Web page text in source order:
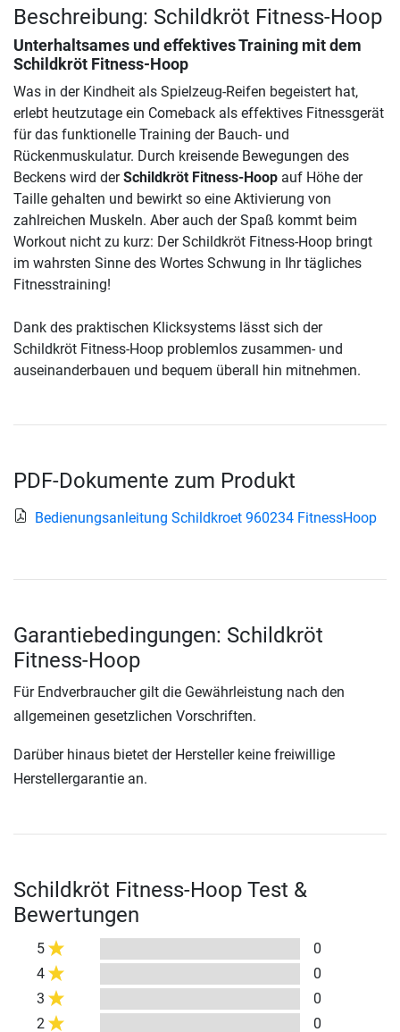
Beschreibung: Schildkröt Fitness-Hoop
Unterhaltsames und effektives Training mit dem
Schildkröt Fitness-Hoop
Was in der Kindheit als Spielzeug-Reifen begeistert hat,
erlebt heutzutage ein Comeback als effektives Fitnessgerät
für das funktionelle Training der Bauch- und
Rückenmuskulatur. Durch kreisende Bewegungen des
Beckens wird derSchildkröt Fitness-Hoop auf Höhe der
Taille gehalten und bewirkt so eine Aktivierung von
zahlreichen Muskeln. Aber auch der Spaß kommt beim
Workout nicht zu kurz: Der Schildkröt Fitness-Hoop bringt
im wahrsten Sinne des Wortes Schwung in Ihr tägliches
Fitnesstraining!
Dank des praktischen Klicksystems lässt sich der
Schildkröt Fitness-Hoop problemlos zusammen- und
auseinanderbauen und bequem überall hin mitnehmen.
PDF-Dokumente zum Produkt
Bedienungsanleitung Schildkroet 960234 FitnessHoop
Garantiebedingungen: Schildkröt
Fitness-Hoop
Für Endverbraucher gilt die Gewährleistung nach den
allgemeinen gesetzlichen Vorschriften.
Darüber hinaus bietet der Hersteller keine freiwillige
Herstellergarantie an.
Schildkröt Fitness-Hoop Test &
Bewertungen
5
0
4
0
3
0
2
0